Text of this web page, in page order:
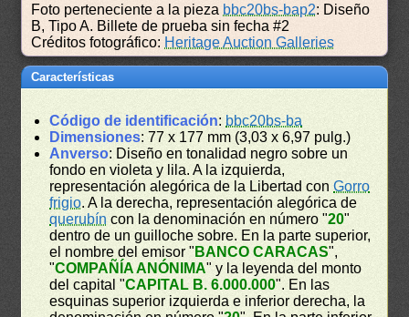
Foto perteneciente a la pieza bbc20bs-bap2: Diseño
B, Tipo A. Billete de prueba sin fecha #2
Créditos fotográfico: Heritage Auction Galleries
Características
Código de identificación: bbc20bs-ba
Dimensiones: 77 x 177 mm (3,03 x 6,97 pulg.)
Anverso: Diseño en tonalidad negro sobre un
fondo en violeta y lila. A la izquierda,
representación alegórica de la Libertad conGorro
frigio. A la derecha, representación alegórica de
querubín con la denominación en número "20"
dentro de un guilloche sobre. En la parte superior,
el nombre del emisor " BANCO CARACAS",
"COMPAÑÍA ANÓNIMA" y la leyenda del monto
del capital "CAPITAL B. 6.000.000". En las
esquinas superior izquierda e inferior derecha, la